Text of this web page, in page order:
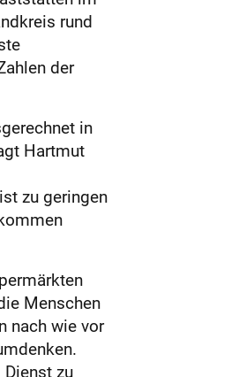
rund
der
in
Hartmut
zu geringen
Menschen
nach wie vor
zu